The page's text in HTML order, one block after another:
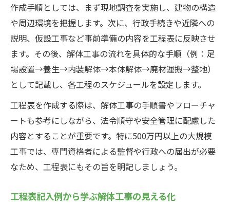
作成手順としては、まず現地調査を実施し、建物の構造
や周辺環境を把握します。次に、行政手続きや近隣への
説明、仮設工事など事前準備の内容を工程表に反映させ
ます。その後、解体工事の流れを具体的な手順（例：足
場設置→養生→内装解体→本体解体→廃材運搬→整地）
として記載し、各工程のスケジュールを設定します。
工程表を作成する際は、解体工事の手順書やフローチャ
ートも参考にしながら、法令順守や安全管理に配慮した
内容とすることが重要です。特に500万円以上の大規模
工事では、専門資格者による監督や行政への届出が必要
なため、工程表にもその旨を明記しましょう。
工程表記入例から学ぶ解体工事の見える化